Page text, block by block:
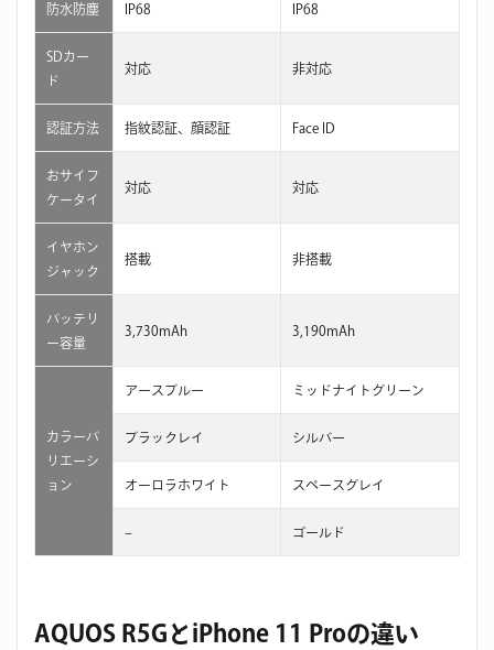
防水防塵 IP68 IP68
SDカー
ド
対応 非対応
認証方法 指紋認証、顔認証 Face ID
おサイフ
ケータイ
対応 対応
イヤホン
ジャック
搭載 非搭載
バッテリ
ー容量
3,730mAh 3,190mAh
カラーバ
リエーシ
ョン
アースブルー ミッドナイトグリーン
ブラックレイ シルバー
オーロラホワイト スペースグレイ
– ゴールド
AQUOS R5GとiPhone 11 Proの違い